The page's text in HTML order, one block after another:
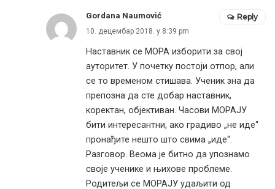
Gordana Naumović
10. децембар 2018. у 8:39 pm
Наставник се МОРА изборити за свој
ауторитет. У почетку постоји отпор, али
се то временом стишава. Ученик зна да
препозна да сте добар наставник,
коректан, објективан. Часови МОРАЈУ
бити интересантни, ако градиво „не иде“
пронађите нешто што свима „иде“.
Разговор. Веома је битно да упознамо
своје ученике и њихове проблеме.
Родитељи се МОРАЈУ удаљити од
Reply